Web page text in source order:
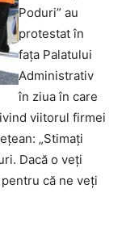
Poduri” au
protestat în
faţa Palatului
Administrativ
în ziua în care
viitorul firmei
„Stimaţi
Dacă o veţi
că ne veţi